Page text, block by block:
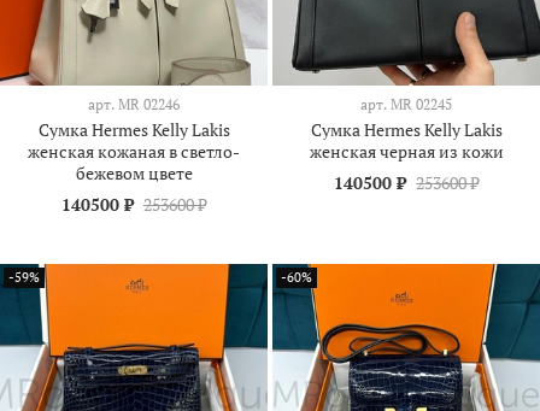
арт. МR 02246
Сумка Hermes Kelly Lakis
женская кожаная в светло-
бежевом цвете
140500 ₽ 253600 ₽
арт. МR 02245
Сумка Hermes Kelly Lakis
женская черная из кожи
140500 ₽ 253600 ₽
-59% -60%